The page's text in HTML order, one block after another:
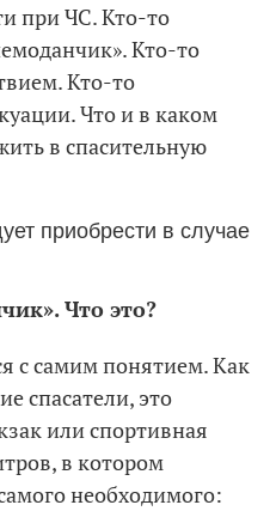
при ЧС. Кто-то
Кто-то
Кто-то
Что и в каком
в спасительную
Что это?
с самим понятием. Как
спасатели, это
или спортивная
в котором
необходимого: